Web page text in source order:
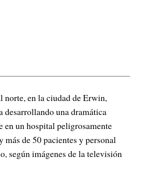
norte, en la ciudad de Erwin,
desarrollando una dramática
en un hospital peligrosamente
más de 50 pacientes y personal
según imágenes de la televisión